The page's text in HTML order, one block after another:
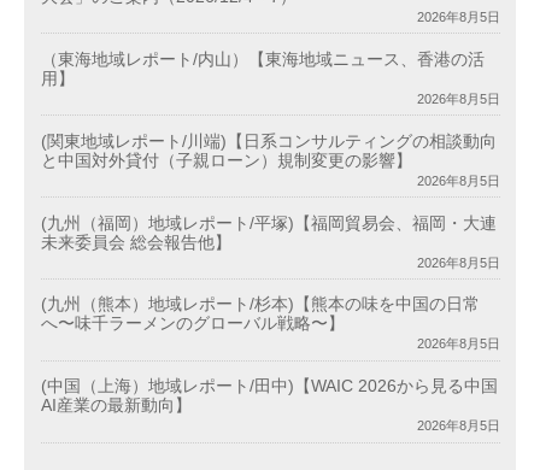
2026年8月5日
（東海地域レポート/内山）【東海地域ニュース、香港の活
用】
2026年8月5日
(関東地域レポート/川端)【日系コンサルティングの相談動向
と中国対外貸付（子親ローン）規制変更の影響】
2026年8月5日
(九州（福岡）地域レポート/平塚)【福岡貿易会、福岡・大連
未来委員会 総会報告他】
2026年8月5日
(九州（熊本）地域レポート/杉本)【熊本の味を中国の日常
へ〜味千ラーメンのグローバル戦略〜】
2026年8月5日
(中国（上海）地域レポート/田中)【WAIC 2026から見る中国
AI産業の最新動向】
2026年8月5日